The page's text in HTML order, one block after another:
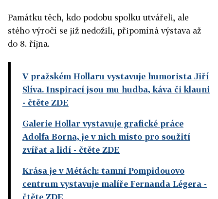
Památku těch, kdo podobu spolku utvářeli, ale
stého výročí se již nedožili, připomíná výstava až
do 8. října.
V pražském Hollaru vystavuje humorista Jiří
Slíva. Inspirací jsou mu hudba, káva či klauni
- čtěte ZDE
Galerie Hollar vystavuje grafické práce
Adolfa Borna, je v nich místo pro soužití
zvířat a lidí - čtěte ZDE
Krása je v Métách: tamní Pompidouovo
centrum vystavuje malíře Fernanda Légera -
čtěte ZDE